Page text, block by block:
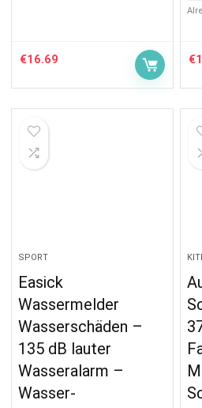
€16.69 €
SPORT
Easick
Wassermelder
Wasserschäden –
135 dB lauter
Wasseralarm –
Wasser-